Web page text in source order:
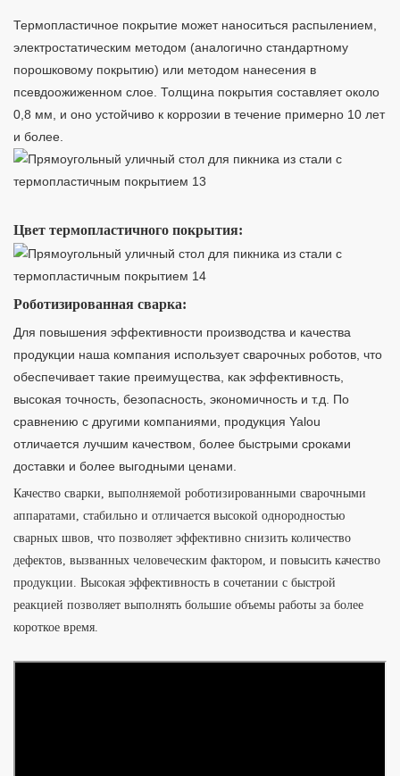
Термопластичное покрытие может наноситься распылением,
электростатическим методом (аналогично стандартному
порошковому покрытию) или методом нанесения в
псевдоожиженном слое. Толщина покрытия составляет около
0,8 мм, и оно устойчиво к коррозии в течение примерно 10 лет
и более.
Цвет термопластичного покрытия:
Роботизированная сварка:
Для повышения эффективности производства и качества
продукции наша компания использует сварочных роботов, что
обеспечивает такие преимущества, как эффективность,
высокая точность, безопасность, экономичность и т.д. По
сравнению с другими компаниями, продукция Yalou
отличается лучшим качеством, более быстрыми сроками
доставки и более выгодными ценами.
Качество сварки, выполняемой роботизированными сварочными
аппаратами, стабильно и отличается высокой однородностью
сварных швов, что позволяет эффективно снизить количество
дефектов, вызванных человеческим фактором, и повысить качество
продукции. Высокая эффективность в сочетании с быстрой
реакцией позволяет выполнять большие объемы работы за более
короткое время.